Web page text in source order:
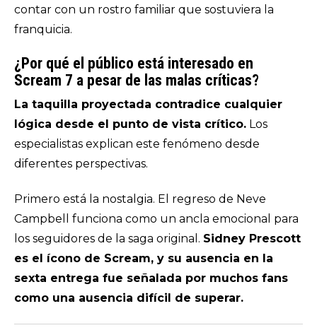
contar con un rostro familiar que sostuviera la
franquicia.
¿Por qué el público está interesado en
Scream 7 a pesar de las malas críticas?
La taquilla proyectada contradice cualquier
lógica desde el punto de vista crítico. Los
especialistas explican este fenómeno desde
diferentes perspectivas.
Primero está la nostalgia. El regreso de Neve
Campbell funciona como un ancla emocional para
los seguidores de la saga original. Sidney Prescott
es el ícono de Scream, y su ausencia en la
sexta entrega fue señalada por muchos fans
como una ausencia difícil de superar.